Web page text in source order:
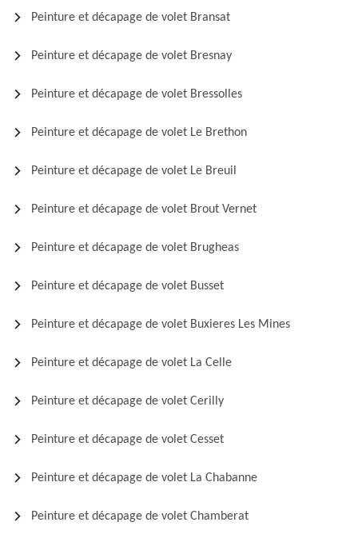
Peinture et décapage de volet Bransat
Peinture et décapage de volet Bresnay
Peinture et décapage de volet Bressolles
Peinture et décapage de volet Le Brethon
Peinture et décapage de volet Le Breuil
Peinture et décapage de volet Brout Vernet
Peinture et décapage de volet Brugheas
Peinture et décapage de volet Busset
Peinture et décapage de volet Buxieres Les Mines
Peinture et décapage de volet La Celle
Peinture et décapage de volet Cerilly
Peinture et décapage de volet Cesset
Peinture et décapage de volet La Chabanne
Peinture et décapage de volet Chamberat